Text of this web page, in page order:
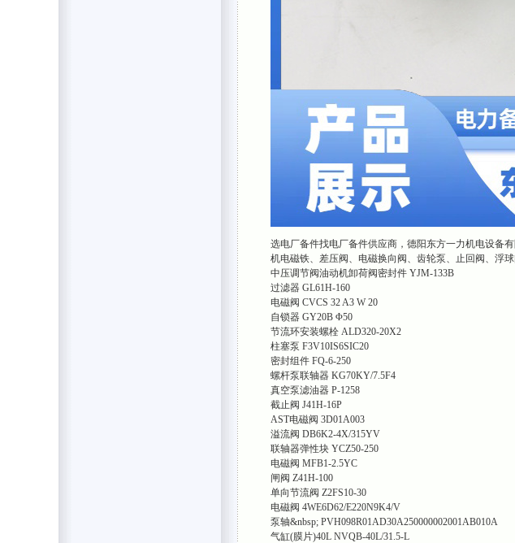
选电厂备件找电厂备件供应商，德阳东方一力机电设备
机电磁铁、差压阀、电磁换向阀、齿轮泵、止回阀、浮
中压调节阀油动机卸荷阀密封件 YJM-133B
过滤器 GL61H-160
电磁阀 CVCS 32 A3 W 20
自锁器 GY20B Φ50
节流环安装螺栓 ALD320-20X2
柱塞泵 F3V10IS6SIC20
密封组件 FQ-6-250
螺杆泵联轴器 KG70KY/7.5F4
真空泵滤油器 P-1258
截止阀 J41H-16P
AST电磁阀 3D01A003
溢流阀 DB6K2-4X/315YV
联轴器弹性块 YCZ50-250
电磁阀 MFB1-2.5YC
闸阀 Z41H-100
单向节流阀 Z2FS10-30
电磁阀 4WE6D62/E220N9K4/V
泵轴&nbsp; PVH098R01AD30A250000002001AB010A
气缸(膜片)40L NVQB-40L/31.5-L